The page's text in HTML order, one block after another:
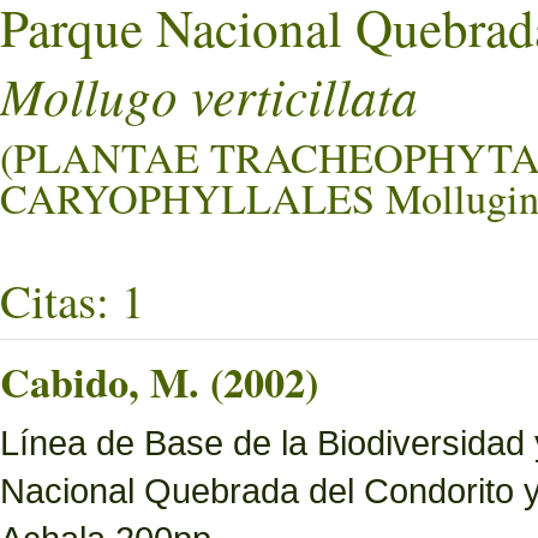
Parque Nacional
Mollugo verticillata
(PLANTAE
CARYOPHYLLALES
Citas: 1
Cabido, M. (2002)
Línea de Base de la
Nacional Quebrada del Condorito